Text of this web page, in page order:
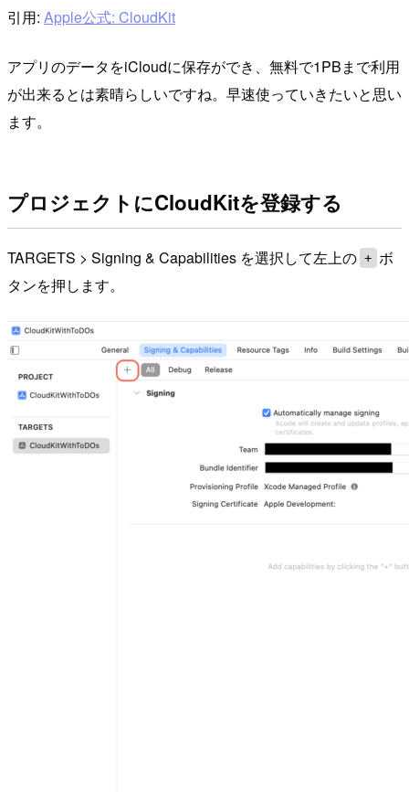
引用: Apple公式: CloudKit
アプリのデータをiCloudに保存ができ、無料で1PBまで利用
が出来るとは素晴らしいですね。早速使っていきたいと思い
ます。
プロジェクトにCloudKitを登録する
TARGETS > Signing & Capabilities を選択して左上の + ボ
タンを押します。